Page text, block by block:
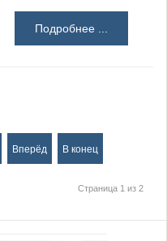
Подробнее ...
Вперёд В конец
Страница 1 из 2